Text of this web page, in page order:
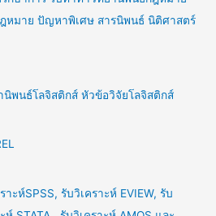
หมาย ปัญหาพิเศษ สารนิพนธ์ นิติศาสตร์
พนธ์โลจิสติกส์ หัวข้อวิจัยโลจิสติกส์
ะห์SPSS, รับวิเคราะห์ EVIEW, รับ